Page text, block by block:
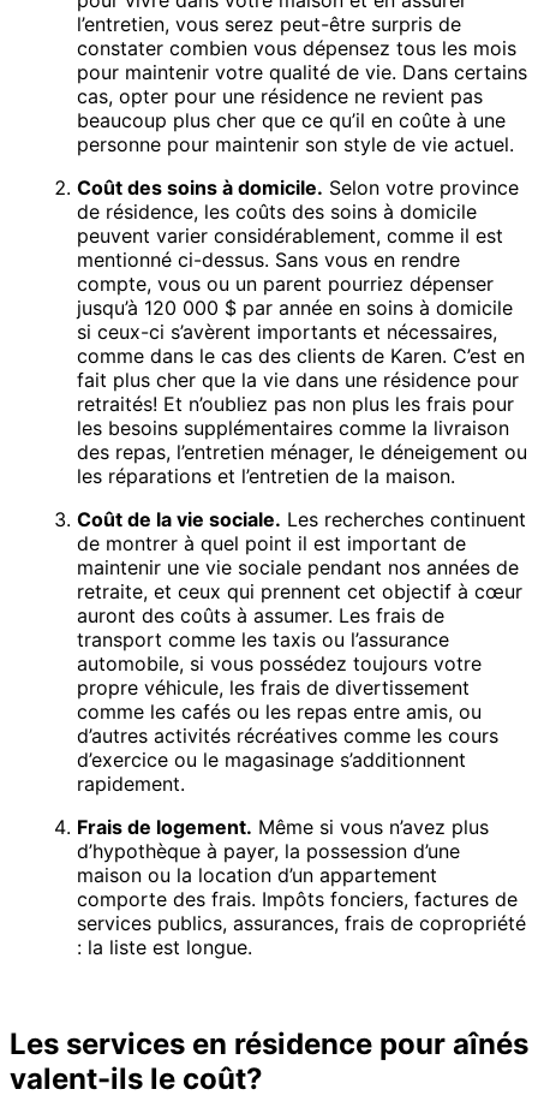
l’entretien, vous serez peut-être surpris de
constater combien vous dépensez tous les mois
pour maintenir votre qualité de vie. Dans certains
cas, opter pour une résidence ne revient pas
beaucoup plus cher que ce qu’il en coûte à une
personne pour maintenir son style de vie actuel.
Coût des soins à domicile. Selon votre province
de résidence, les coûts des soins à domicile
peuvent varier considérablement, comme il est
mentionné ci-dessus. Sans vous en rendre
compte, vous ou un parent pourriez dépenser
jusqu’à 120 000 $ par année en soins à domicile
si ceux-ci s’avèrent importants et nécessaires,
comme dans le cas des clients de Karen. C’est en
fait plus cher que la vie dans une résidence pour
retraités! Et n’oubliez pas non plus les frais pour
les besoins supplémentaires comme la livraison
des repas, l’entretien ménager, le déneigement ou
les réparations et l’entretien de la maison.
Coût de la vie sociale. Les recherches continuent
de montrer à quel point il est important de
maintenir une vie sociale pendant nos années de
retraite, et ceux qui prennent cet objectif à cœur
auront des coûts à assumer. Les frais de
transport comme les taxis ou l’assurance
automobile, si vous possédez toujours votre
propre véhicule, les frais de divertissement
comme les cafés ou les repas entre amis, ou
d’autres activités récréatives comme les cours
d’exercice ou le magasinage s’additionnent
rapidement.
Frais de logement. Même si vous n’avez plus
d’hypothèque à payer, la possession d’une
maison ou la location d’un appartement
comporte des frais. Impôts fonciers, factures de
services publics, assurances, frais de copropriété
: la liste est longue.
Les services en résidence pour aînés
valent-ils le coût?